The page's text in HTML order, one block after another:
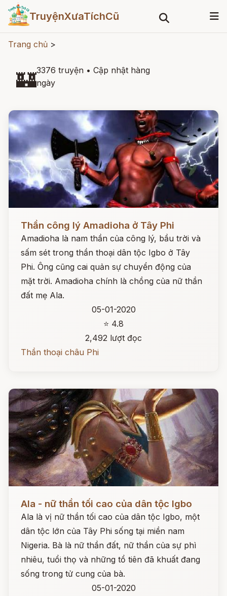
TruyệnXưaTíchCũ
Trang chủ >
🏰3376 truyện • Cập nhật hàng
ngày
Đọc ngay
Thần công lý Amadioha ở Tây Phi
Amadioha là nam thần của công lý, bầu trời và
sấm sét trong thần thoại dân tộc Igbo ở Tây
Phi. Ông cũng cai quản sự chuyển động của
mặt trời. Amadioha chính là chồng của nữ thần
đất mẹ Ala.
05-01-2020
⭐ 4.8
2,492 lượt đọc
Thần thoại châu Phi
Ala - nữ thần tối cao của dân tộc Igbo
Ala là vị nữ thần tối cao của dân tộc Igbo, một
dân tộc lớn của Tây Phi sống tại miền nam
Nigeria. Bà là nữ thần đất, nữ thần của sự phì
nhiêu, tuổi thọ và những tổ tiên đã khuất đang
sống trong tử cung của bà.
05-01-2020